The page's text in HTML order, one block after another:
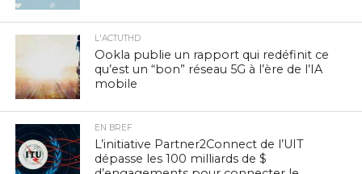
L'ACTUTHD
Ookla publie un rapport qui redéfinit ce
qu’est un “bon” réseau 5G à l’ère de l’IA
mobile
EN BREF
L’initiative Partner2Connect de l’UIT
dépasse les 100 milliards de $